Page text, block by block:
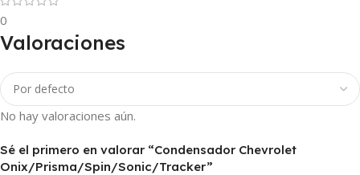
0
Valoraciones
No hay valoraciones aún.
Sé el primero en valorar “Condensador Chevrolet
Onix/Prisma/Spin/Sonic/Tracker”